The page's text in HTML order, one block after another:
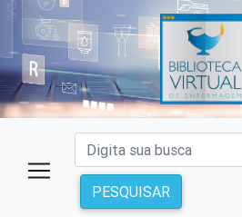
PESQUISAR